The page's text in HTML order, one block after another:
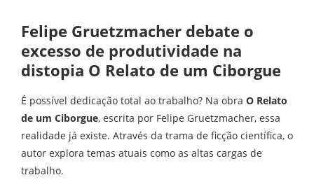
Felipe Gruetzmacher debate o
excesso de produtividade na
distopia O Relato de um Ciborgue
É possível dedicação total ao trabalho? Na obra O Relato
de um Ciborgue, escrita por Felipe Gruetzmacher, essa
realidade já existe. Através da trama de ficção científica, o
autor explora temas atuais como as altas cargas de
trabalho.